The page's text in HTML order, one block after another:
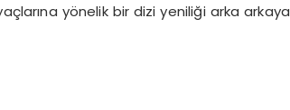
yönelik bir dizi yeniliği arka arkaya